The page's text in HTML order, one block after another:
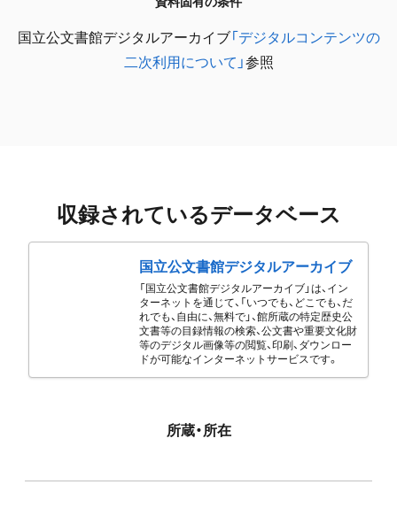
国立公文書館デジタルアーカイブ「デジタルコンテンツの
二次利用について」参照
収録されているデータベース
国立公文書館デジタルアーカイブ
「国立公文書館デジタルアーカイブ」は、イン
ターネットを通じて、「いつでも、どこでも、だ
れでも、自由に、無料で」、館所蔵の特定歴史公
文書等の目録情報の検索、公文書や重要文化財
等のデジタル画像等の閲覧、印刷、ダウンロー
ドが可能なインターネットサービスです。
所蔵・所在